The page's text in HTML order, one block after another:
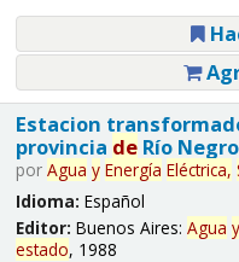
Estacion
provincia deRío
por Agua y Energía Eléctrica,
Idioma: Español
Editor: Buenos Aires: Agua y
estado, 1988